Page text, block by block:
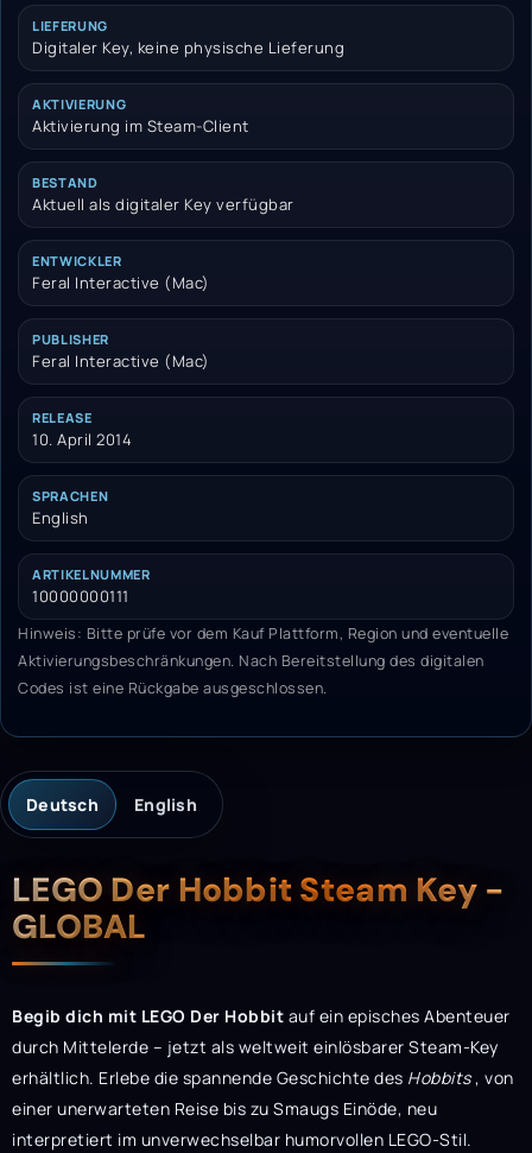
LIEFERUNG
Digitaler Key, keine physische Lieferung
AKTIVIERUNG
Aktivierung im Steam-Client
BESTAND
Aktuell als digitaler Key verfügbar
ENTWICKLER
Feral Interactive (Mac)
PUBLISHER
Feral Interactive (Mac)
RELEASE
10. April 2014
SPRACHEN
English
ARTIKELNUMMER
10000000111
Hinweis: Bitte prüfe vor dem Kauf Plattform, Region und eventuelle
Aktivierungsbeschränkungen. Nach Bereitstellung des digitalen
Codes ist eine Rückgabe ausgeschlossen.
Deutsch English
Beschreibung
LEGO Der Hobbit Steam Key -
GLOBAL
Begib dich mit LEGO Der Hobbit auf ein episches Abenteuer
durch Mittelerde – jetzt als weltweit einlösbarer Steam-Key
erhältlich. Erlebe die spannende Geschichte des Hobbits, von
einer unerwarteten Reise bis zu Smaugs Einöde, neu
interpretiert im unverwechselbar humorvollen LEGO-Stil.